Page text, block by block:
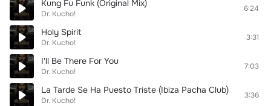
Kung Fu Funk (Original Mix)
Dr. Kucho!
6:24
Holy Spirit
Dr. Kucho!
3:31
I'll Be There For You
Dr. Kucho!
7:03
La Tarde Se Ha Puesto Triste (Ibiza Pacha Club)
Dr. Kucho!
3:36